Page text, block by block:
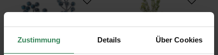
Zustimmung Details Über Cookies